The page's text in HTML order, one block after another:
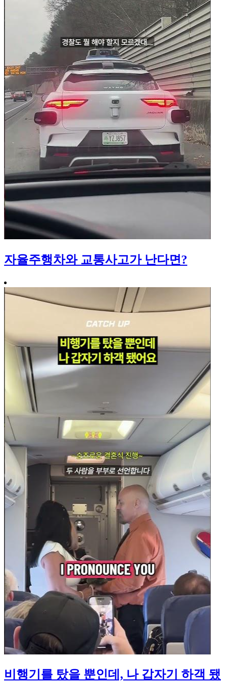
자율주행차와 교통사고가 난다면?
비행기를 탔을 뿐인데, 나 갑자기 하객 됐